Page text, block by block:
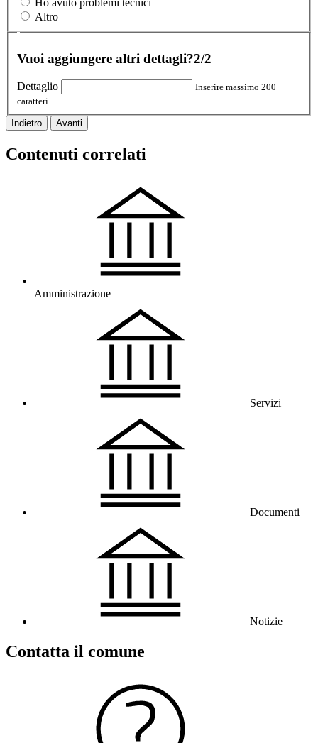
Ho avuto problemi tecnici
Altro
Vuoi aggiungere altri dettagli?2/2
Dettaglio
Inserire massimo 200
caratteri
Indietro Avanti
Contenuti correlati
Amministrazione
Servizi
Documenti
Notizie
Contatta il comune